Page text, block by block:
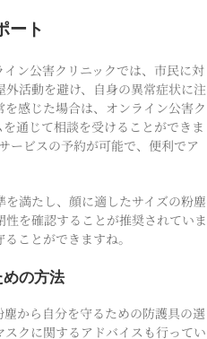
ート
ン公害クリニックでは、市民に対
活動を避け、自身の異常症状に注
感じた場合は、オンライン公害ク
通じて相談を受けることができま
ービスの予約が可能で、便利でア
満たし、顔に適したサイズの粉塵
を確認することが推奨されていま
ことができますね。
の方法
から自分を守るための防護具の選
クに関するアドバイスも行ってい